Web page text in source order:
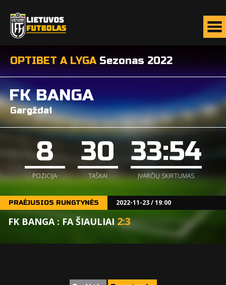
OPTIBET A LYGASezonas 2022
FK BANGA
Gargždai
8
POZICIJA
30
TAŠKAI
33:54
ĮVARČIŲ SKIRTUMAS
PRAĖJUSIOS RUNGTYNĖS 2022-11-23 / 19:00
FK BANGA : FA ŠIAULIAI2:3